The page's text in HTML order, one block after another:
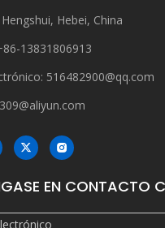
Hebei, China
13831806913
516482900@qq.com
EN CONTACTO